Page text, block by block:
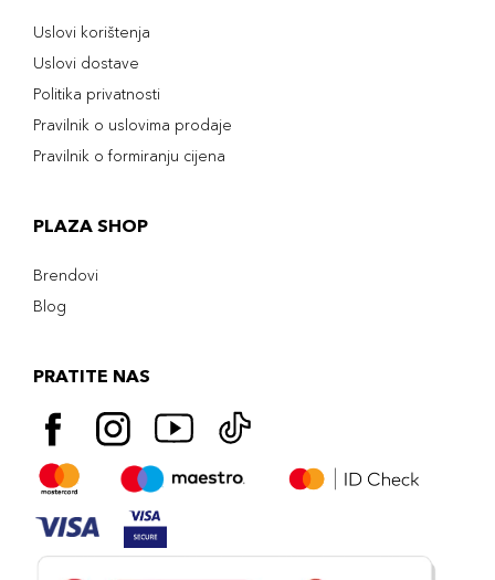
Uslovi korištenja
Uslovi dostave
Politika privatnosti
Pravilnik o uslovima prodaje
Pravilnik o formiranju cijena
PLAZA SHOP
Brendovi
Blog
PRATITE NAS